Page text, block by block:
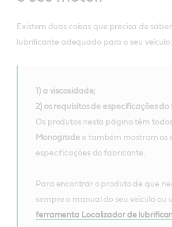
Existem duas coisas que precisa de
lubrificante adequado para o seu veículo:
1) a viscosidade;
2) os requisitos de especificações
Os produtos nesta página têm
Monograde e também mostram os
especificações do fabricante.
Para encontrar o produto de que
sempre o manual do seu veículo ou
ferramenta Localizador de